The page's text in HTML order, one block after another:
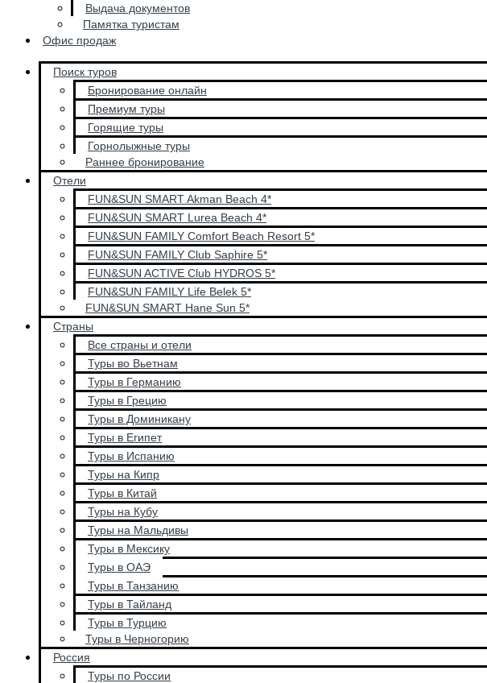
Выдача документов
Памятка туристам
Офис продаж
Поиск туров
Бронирование онлайн
Премиум туры
Горящие туры
Горнолыжные туры
Раннее бронирование
Отели
FUN&SUN SMART Akman Beach 4*
FUN&SUN SMART Lurea Beach 4*
FUN&SUN FAMILY Comfort Beach Resort 5*
FUN&SUN FAMILY Club Saphire 5*
FUN&SUN ACTIVE Club HYDROS 5*
FUN&SUN FAMILY Life Belek 5*
FUN&SUN SMART Hane Sun 5*
Страны
Все страны и отели
Туры во Вьетнам
Туры в Германию
Туры в Грецию
Туры в Доминикану
Туры в Египет
Туры в Испанию
Туры на Кипр
Туры в Китай
Туры на Кубу
Туры на Мальдивы
Туры в Мексику
Туры в ОАЭ
Туры в Танзанию
Туры в Тайланд
Туры в Турцию
Туры в Черногорию
Россия
Туры по России